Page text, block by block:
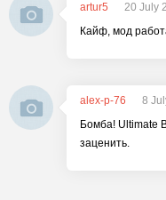
artur5
20 July
Кайф, мод
alex-p-76
8
Бомба! Ultimate
заценить.